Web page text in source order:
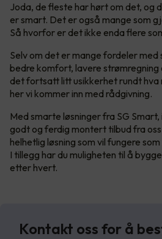
Joda, de fleste har hørt om det, og
er smart. Det er også mange som
Så hvorfor er det ikke enda flere
Selv om det er mange fordeler
bedre komfort, lavere
det fortsatt litt usikkerhet rundt hva
her vi kommer inn med rådgivning.
Med smarte løsninger fra SG
godt og ferdig montert tilbud fra
helhetlig løsning som vil fungere
I tillegg har du muligheten til å
etter hvert.
Kontakt oss for å